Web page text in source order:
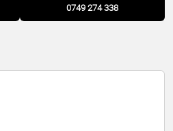
0749 274 338